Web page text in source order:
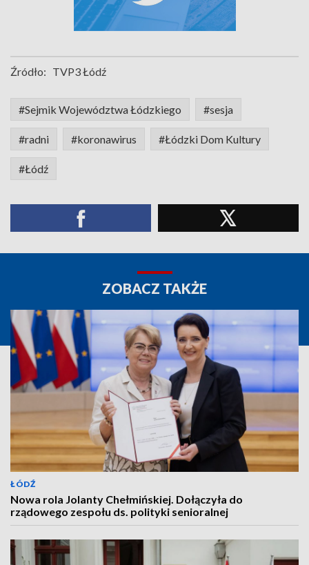
Źródło: TVP3 Łódź
#Sejmik Województwa Łódzkiego #sesja
#radni #koronawirus #Łódzki Dom Kultury
#Łódź
ZOBACZ TAKŻE
ŁÓDŹ
Nowa rola Jolanty Chełmińskiej. Dołączyła do
rządowego zespołu ds. polityki senioralnej